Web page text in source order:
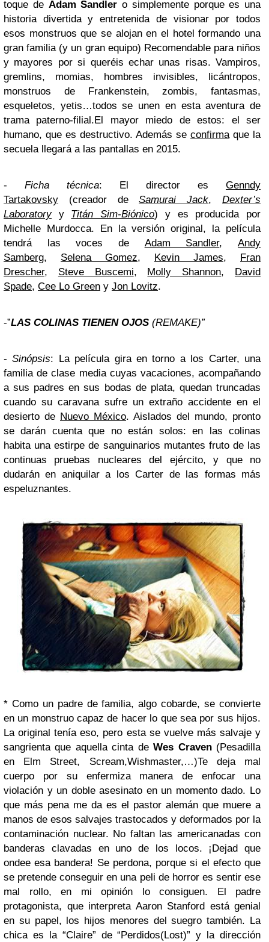
toque de Adam Sandler o simplemente porque es una
historia divertida y entretenida de visionar por todos
esos monstruos que se alojan en el hotel formando una
gran familia (y un gran equipo) Recomendable para niños
y mayores por si queréis echar unas risas. Vampiros,
gremlins, momias, hombres invisibles, licántropos,
monstruos de Frankenstein, zombis, fantasmas,
esqueletos, yetis…todos se unen en esta aventura de
trama paterno-filial.El mayor miedo de estos: el ser
humano, que es destructivo. Además se confirma que la
secuela llegará a las pantallas en 2015.
- Ficha técnica: El director es Genndy
Tartakovsky (creador deSamurai Jack,Dexter’s
Laboratoryy Titán Sim-Biónico) y es producida por
Michelle Murdocca. En la versión original, la película
tendrá las voces de Adam Sandler,Andy
Samberg, Selena Gomez, Kevin James, Fran
Drescher, Steve Buscemi, Molly Shannon, David
Spade, Cee Lo Green y Jon Lovitz.
-”LAS COLINAS TIENEN OJOS (REMAKE)”
-Sinópsis: La película gira en torno a los Carter, una
familia de clase media cuyas vacaciones, acompañando
a sus padres en sus bodas de plata, quedan truncadas
cuando su caravana sufre un extraño accidente en el
desierto de Nuevo México. Aislados del mundo, pronto
se darán cuenta que no están solos: en las colinas
habita una estirpe de sanguinarios mutantes fruto de las
continuas pruebas nucleares del ejército, y que no
dudarán en aniquilar a los Carter de las formas más
espeluznantes.
* Como un padre de familia, algo cobarde, se convierte
en un monstruo capaz de hacer lo que sea por sus hijos.
La original tenía eso, pero esta se vuelve más salvaje y
sangrienta que aquella cinta deWes Craven(Pesadilla
en Elm Street, Scream,Wishmaster,…)Te deja mal
cuerpo por su enfermiza manera de enfocar una
violación y un doble asesinato en un momento dado. Lo
que más pena me da es el pastor alemán que muere a
manos de esos salvajes trastocados y deformados por la
contaminación nuclear. No faltan las americanadas con
banderas clavadas en uno de los locos. ¡Dejad que
ondee esa bandera! Se perdona, porque si el efecto que
se pretende conseguir en una peli de horror es sentir ese
mal rollo, en mi opinión lo consiguen. El padre
protagonista, que interpreta Aaron Stanford está genial
en su papel, los hijos menores del suegro también. La
chica es la “Claire” de “Perdidos(Lost)” y la dirección